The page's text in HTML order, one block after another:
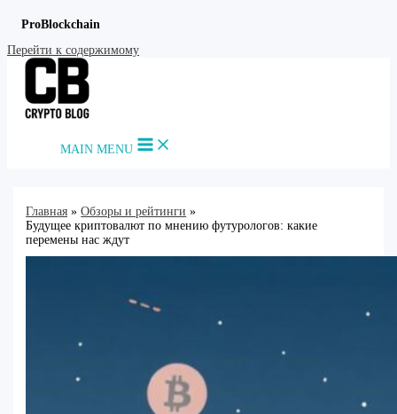
ProBlockchain
Перейти к содержимому
MAIN MENU
Главная
Обзоры и рейтинги
Будущее криптовалют по мнению футурологов: какие
перемены нас ждут